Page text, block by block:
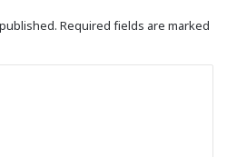
Required fields are marked